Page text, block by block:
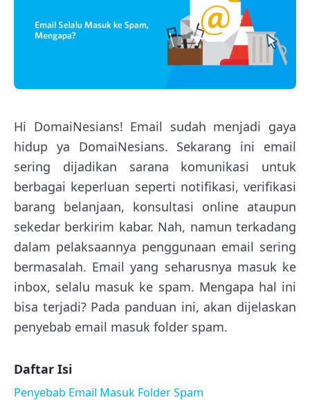
Hi DomaiNesians! Email sudah menjadi gaya
hidup ya DomaiNesians. Sekarang ini email
sering dijadikan sarana komunikasi untuk
berbagai keperluan seperti notifikasi, verifikasi
barang belanjaan, konsultasi online ataupun
sekedar berkirim kabar. Nah, namun terkadang
dalam pelaksaannya penggunaan email sering
bermasalah. Email yang seharusnya masuk ke
inbox, selalu masuk ke spam. Mengapa hal ini
bisa terjadi? Pada panduan ini, akan dijelaskan
penyebab email masuk folder spam.
Daftar Isi
Penyebab Email Masuk Folder Spam